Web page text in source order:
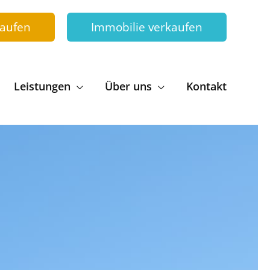
Immobilie verkaufen
Leistungen Über uns Kontakt